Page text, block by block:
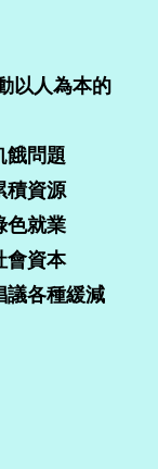
以人為本的
餓問題
積資源
色就業
會資本
議各種緩減